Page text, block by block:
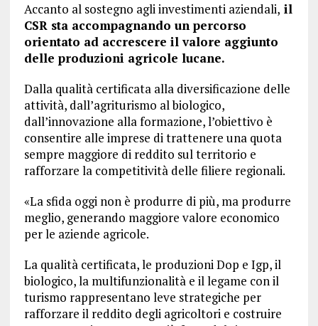
Accanto al sostegno agli investimenti aziendali, il
CSR sta accompagnando un percorso
orientato ad accrescere il valore aggiunto
delle produzioni agricole lucane.
Dalla qualità certificata alla diversificazione delle
attività, dall’agriturismo al biologico,
dall’innovazione alla formazione, l’obiettivo è
consentire alle imprese di trattenere una quota
sempre maggiore di reddito sul territorio e
rafforzare la competitività delle filiere regionali.
«La sfida oggi non è produrre di più, ma produrre
meglio, generando maggiore valore economico
per le aziende agricole.
La qualità certificata, le produzioni Dop e Igp, il
biologico, la multifunzionalità e il legame con il
turismo rappresentano leve strategiche per
rafforzare il reddito degli agricoltori e costruire